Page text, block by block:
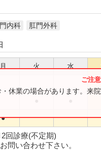
内科 肛門外科
月 火 水
●
休業の場合があります。来
回診療(不定期)
問い合わせ下さい。